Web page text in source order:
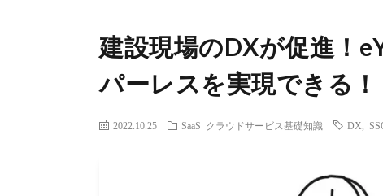
建設現場のDXが促進！
パーレスを実現できる！
2022.10.25 SaaS クラウドサービス基礎知識 DX